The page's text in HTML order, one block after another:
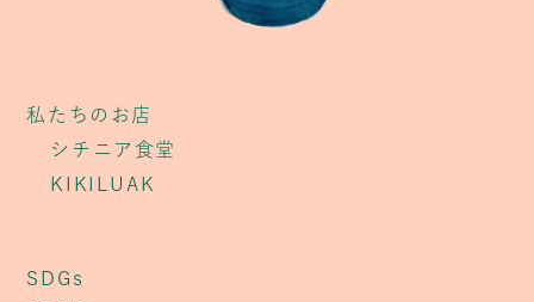
私たちのお店
シチニア食堂
KIKILUAK
SDGs